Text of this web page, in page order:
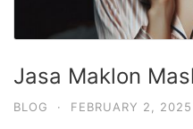
Jasa Maklon
BLOG · FEBRUARY 2, 2025